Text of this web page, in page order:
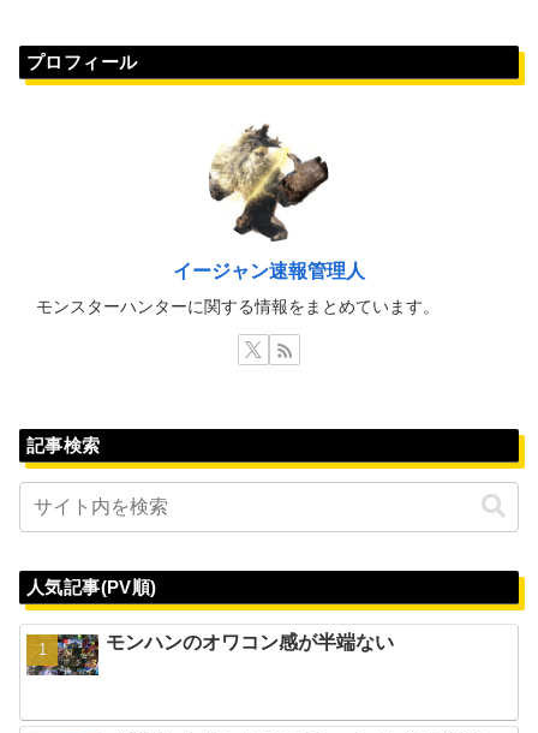
プロフィール
イージャン速報管理人
モンスターハンターに関する情報をまとめています。
記事検索
人気記事(PV順)
モンハンのオワコン感が半端ない